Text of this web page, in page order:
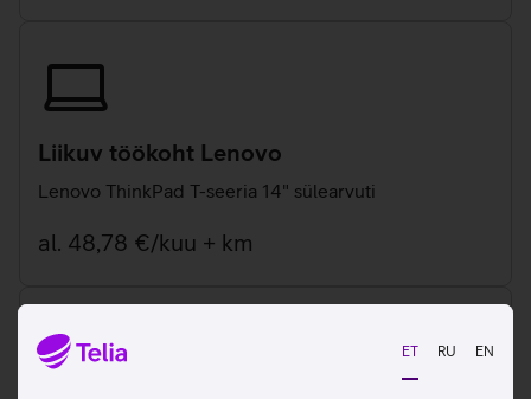
ET RU EN
Liikuv töökoht Lenovo
Lenovo ThinkPad T-seeria 14" sülearvuti
al. 48,78 €/kuu + km